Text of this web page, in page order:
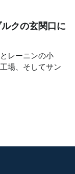
クの玄関口に
レーニンの小
場、そしてサン